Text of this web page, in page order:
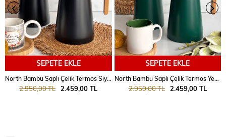
SEPETE EKLE
North Bambu Saplı Çelik Termos Siyah 2'Li
2.459,00 TL
2.950,00 TL
SEPETE EKLE
2.459,00 TL
2.950,00 TL